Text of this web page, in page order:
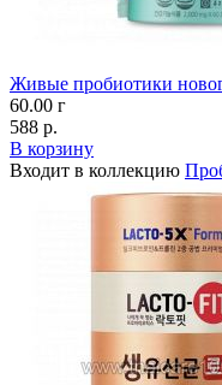
Живые пробиотики
60.00 г
588 р.
В корзину
Входит в коллекцию